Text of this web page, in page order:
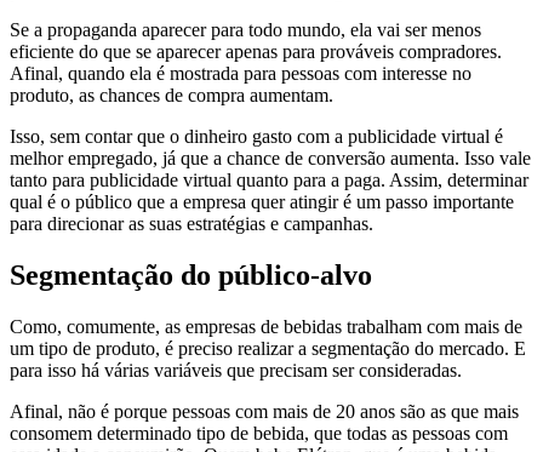
Se a propaganda aparecer para todo mundo, ela vai ser menos
eficiente do que se aparecer apenas para prováveis compradores.
Afinal, quando ela é mostrada para pessoas com interesse no
produto, as chances de compra aumentam.
Isso, sem contar que o dinheiro gasto com a publicidade virtual é
melhor empregado, já que a chance de conversão aumenta. Isso vale
tanto para publicidade virtual quanto para a paga. Assim, determinar
qual é o público que a empresa quer atingir é um passo importante
para direcionar as suas estratégias e campanhas.
Segmentação do público-alvo
Como, comumente, as empresas de bebidas trabalham com mais de
um tipo de produto, é preciso realizar a segmentação do mercado. E
para isso há várias variáveis que precisam ser consideradas.
Afinal, não é porque pessoas com mais de 20 anos são as que mais
consomem determinado tipo de bebida, que todas as pessoas com